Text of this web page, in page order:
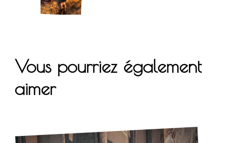
Vous pourriez également
aimer